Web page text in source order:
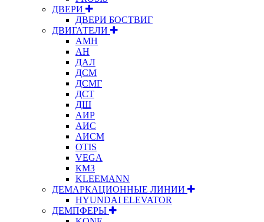
ДВЕРИ
ДВЕРИ БОСТВИГ
ДВИГАТЕЛИ
АМН
АН
ДАЛ
ДСМ
ДСМГ
ДСТ
ДШ
АИР
АИС
АИСМ
OTIS
VEGA
КМЗ
KLEEMANN
ДЕМАРКАЦИОННЫЕ ЛИНИИ
HYUNDAI ELEVATOR
ДЕМПФЕРЫ